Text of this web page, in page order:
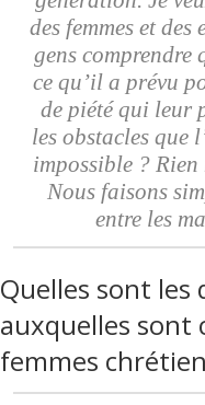
des femmes et
gens
ce qu’il a prévu
de piété qui leur
les obstacles que
impossible ? Rien
Nous faisons
entre les
Quelles sont les
auxquelles sont
femmes